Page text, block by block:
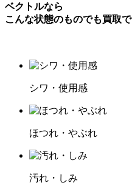
ベクトルなら
こんな状態のものでも買取で
シワ・使用感
ほつれ・やぶれ
汚れ・しみ